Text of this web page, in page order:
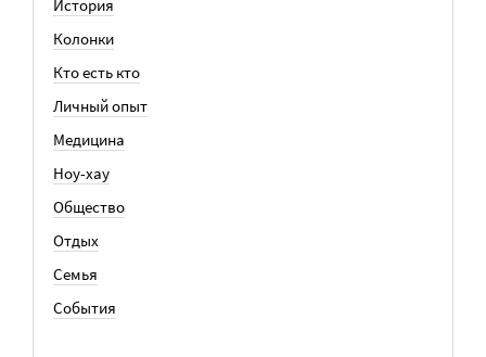
История
Колонки
Кто есть кто
Личный опыт
Медицина
Ноу-хау
Общество
Отдых
Семья
События